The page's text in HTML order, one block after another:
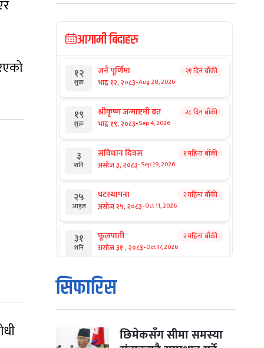
आगामी बिदाहरु
१२
शुक्र
जनै पूर्णिमा
भाद्र १२, २०८३-Aug 28, 2026
२१ दिन बाँकी
१९
शुक्र
श्रीकृष्ण जन्माष्टमी व्रत
भाद्र १९, २०८३-Sep 4, 2026
२८ दिन बाँकी
३
शनि
संविधान दिवस
असोज ३, २०८३-Sep 19, 2026
१ महिना बाँकी
२५
आइत
घटस्थापना
असोज २५, २०८३-Oct 11, 2026
२ महिना बाँकी
३१
शनि
फूलपाती
असोज ३१ , २०८३-Oct 17, 2026
२ महिना बाँकी
१
आइत
कार्तिक सङ्क्रान्ति
कार्तिक १, २०८३
मंगल कार्तिक ३, २०८३-Oct 20, 2026
सिफारिस
छिमेकसँग सीमा समस्या